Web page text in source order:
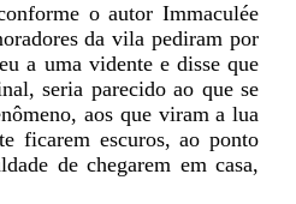
o autor Immaculée
da vila pediram por
a uma vidente e disse que
seria parecido ao que se
aos que viram a lua
ficarem escuros, ao ponto
de chegarem em casa,